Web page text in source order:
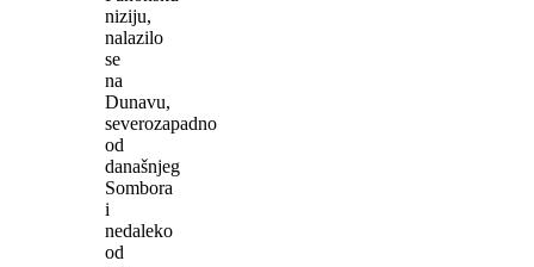
niziju,
nalazilo
se
na
Dunavu,
severozapadno
od
današnjeg
Sombora
i
nedaleko
od